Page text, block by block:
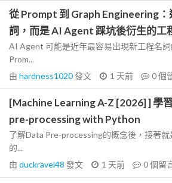
從 Prompt 到 Graph Engineering：
詞，而是 AI Agent 踩坑後衍生的工
AI Agent 可能是近年最容易出現新工程名
Prom...
由 hardness1020發文 1 天前 0個
[Machine Learning A-Z [2026] ] 學
pre-processing with Python
了解Data Pre-processing的概念後，接著
的...
由 duckravel48 發文 1 天前 0個留